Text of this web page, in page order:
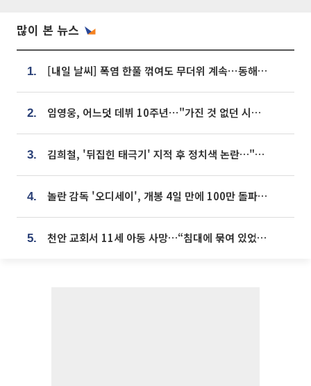
많이 본 뉴스
1. [내일 날씨] 폭염 한풀 꺾여도 무더위 계속⋯동해안 이틀 연속 비
2. 임영웅, 어느덧 데뷔 10주년⋯"가진 것 없던 시절, 내 앞엔 20명의 팬뿐"
3. 김희철, '뒤집힌 태극기' 지적 후 정치색 논란…"좌우 떠나 우리나라 국기"
4. 놀란 감독 '오디세이', 개봉 4일 만에 100만 돌파⋯'왕사남' 보다 빠르다
5. 천안 교회서 11세 아동 사망…“침대에 묶여 있었다” 진술 확보